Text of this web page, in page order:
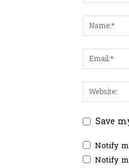
Save
Notify
Notify